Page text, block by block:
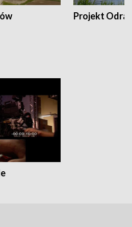
Projekt Odra